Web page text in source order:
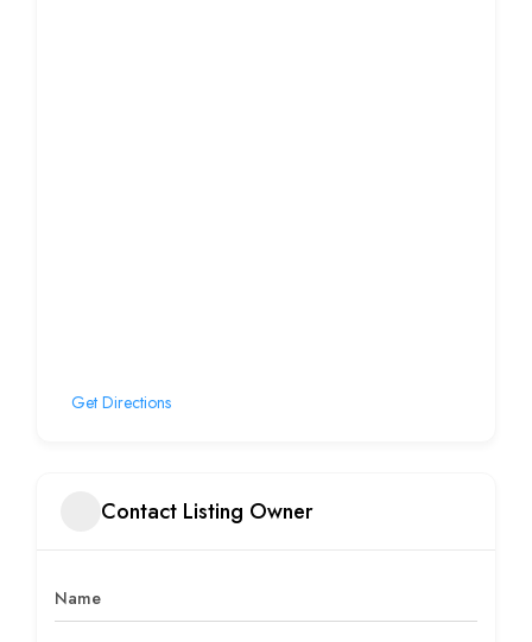
Get Directions
Contact Listing Owner